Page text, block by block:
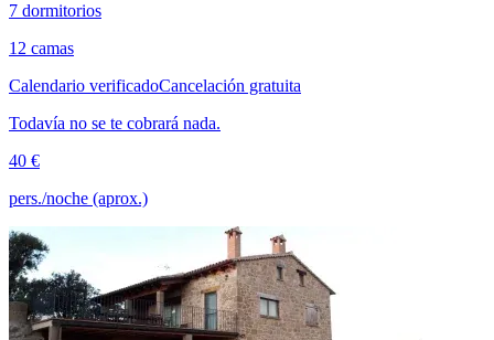
7 dormitorios
12 camas
Calendario verificadoCancelación gratuita
Todavía no se te cobrará nada.
40 €
pers./noche (aprox.)